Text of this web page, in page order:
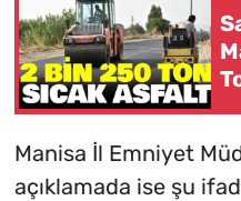
Manisa İl Emniyet
açıklamada ise şu